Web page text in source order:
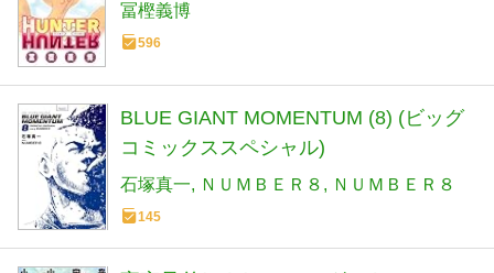
冨樫義博
596
BLUE GIANT MOMENTUM (8) (ビッグ
コミックススペシャル)
石塚真一 ＮＵＭＢＥＲ８ ＮＵＭＢＥＲ８
145